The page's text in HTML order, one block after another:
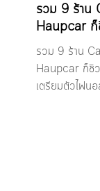
รวม 9 ร้าน
Haupcar ก็
รวม 9 ร้าน
Haupcar ก็ชิ
เตรียมตัวไฟน